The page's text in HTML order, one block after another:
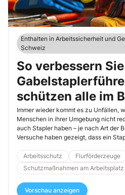
Enthalten in Arbeitssicherheit und
Schweiz
So verbessern
schützen alle im
Immer wieder kommt es zu Unfällen,
Menschen in ihrer Umgebung nicht
auch Stapler haben – je nach Art der
Versuche haben gezeigt, dass ein
Person auf dem Fahrweg vor sich erst
kann. Wer sich näher vor dem Stapler
toten Winkel.
Arbeitsschutz Flurförderzeuge
Schutzmaßnahmen am Arbeitsplatz
Vorschau anzeigen